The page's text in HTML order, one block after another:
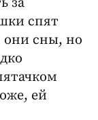
спят
они сны, но
ей